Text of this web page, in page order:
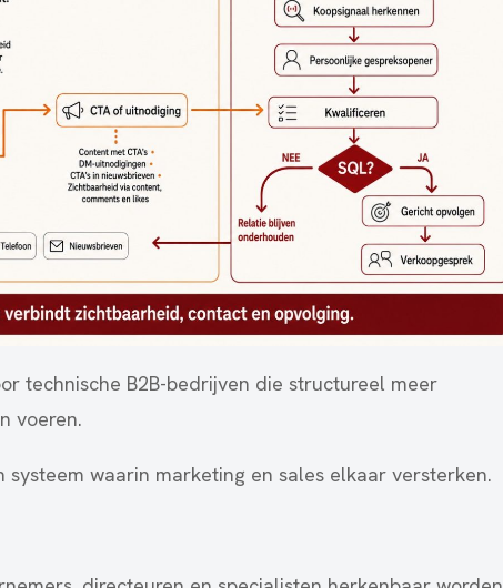
technische B2B-bedrijven die structureel meer
voeren.
systeem waarin marketing en sales elkaar versterken.